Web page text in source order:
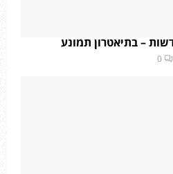
– בתיאטרון תמונע
0